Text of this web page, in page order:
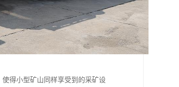
得小型矿山同样享受到的采矿设